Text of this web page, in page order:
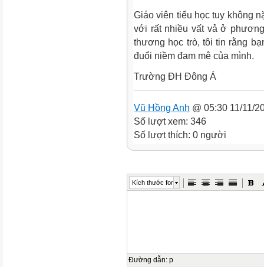
Giáo viên tiểu học tuy không
với rất nhiều vất vả ở
thương học trò, tôi tin rằng
đuổi niềm đam mê của mình.
Trường ĐH Đông Á
Vũ Hồng Anh @ 05:30 11/11/
Số lượt xem: 346
Số lượt thích: 0 người
Kích thước font
Đường dẫn: p